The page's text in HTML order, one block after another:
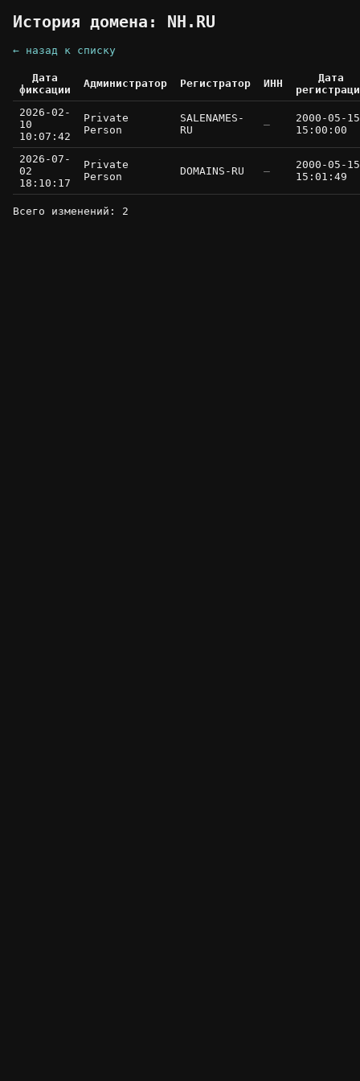
История домена: NH.RU
← назад к списку
Дата
фиксации
Администратор Регистратор ИНН
Дата
2026-02-
10
10:07:42
Private
Person
SALENAMES-
RU
—
2000-05-15
15:00:00
2026-07-
02
18:10:17
Private
Person
DOMAINS-RU —
2000-05-15
15:01:49
Всего изменений: 2